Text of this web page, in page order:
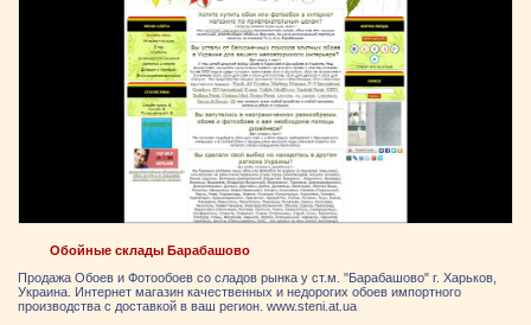
Обойные склады Барабашово
Продажа Обоев и Фотообоев со сладов рынка у ст.м. "Барабашово" г. Харьков,
Украина. Интернет магазин качественных и недорогих обоев импортного
производства с доставкой в ваш регион. www.steni.at.ua